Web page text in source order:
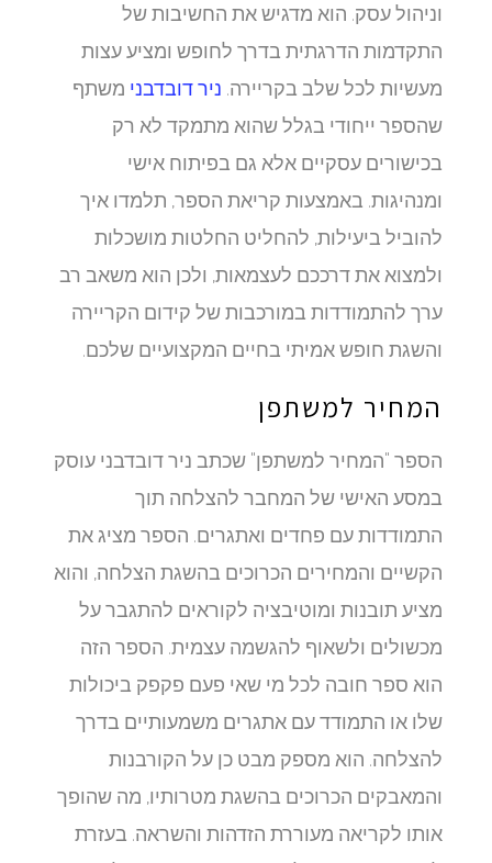
וניהול עסק. הוא מדגיש את החשיבות של
התקדמות הדרגתית בדרך לחופש ומציע עצות
מעשיות לכל שלב בקריירה.ניר דובדבנימשתף
שהספר ייחודי בגלל שהוא מתמקד לא רק
בכישורים עסקיים אלא גם בפיתוח אישי
ומנהיגות. באמצעות קריאת הספר, תלמדו איך
להוביל ביעילות, להחליט החלטות מושכלות
ולמצוא את דרככם לעצמאות, ולכן הוא משאב רב
ערך להתמודדות במורכבות של קידום הקריירה
והשגת חופש אמיתי בחיים המקצועיים שלכם.
המחיר למשתפן
הספר "המחיר למשתפן" שכתב ניר דובדבני עוסק
במסע האישי של המחבר להצלחה תוך
התמודדות עם פחדים ואתגרים. הספר מציג את
הקשיים והמחירים הכרוכים בהשגת הצלחה, והוא
מציע תובנות ומוטיבציה לקוראים להתגבר על
מכשולים ולשאוף להגשמה עצמית. הספר הזה
הוא ספר חובה לכל מי שאי פעם פקפק ביכולות
שלו או התמודד עם אתגרים משמעותיים בדרך
להצלחה. הוא מספק מבט כן על הקורבנות
והמאבקים הכרוכים בהשגת מטרותיו, מה שהופך
אותו לקריאה מעוררת הזדהות והשראה. בעזרת